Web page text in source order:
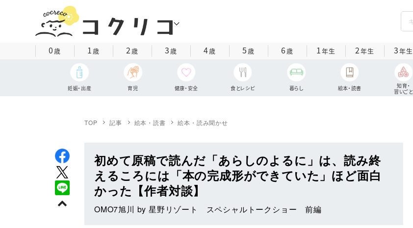
0歳 1歳 2歳 3歳 4歳 5歳 6歳 1年生 2年生 3年生
妊娠・出産 育児 健康・安全 食とレシピ 暮らし 絵本・読書
知育・
習いごと
TOP 記事 絵本・読書 絵本・読み聞かせ
初めて原稿で読んだ「あらしのよるに」は、読み終
えるころには「本の完成形ができていた」ほど面白
かった【作者対談】
OMO7旭川 by 星野リゾート スペシャルトークショー 前編